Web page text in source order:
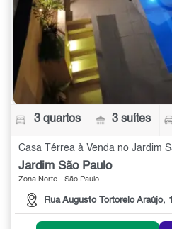
3 quartos 3 suítes
Jardim São Paulo
Zona Norte - São Paulo
Rua Augusto Tortorelo Araújo, 1